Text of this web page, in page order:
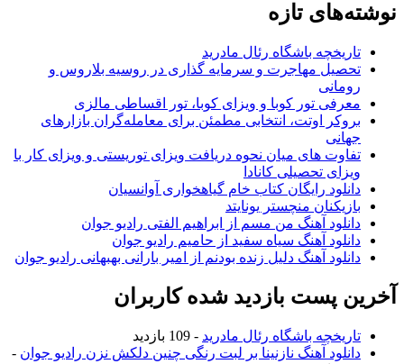
نوشته‌های تازه
تاریخچه باشگاه رئال مادرید
تحصیل مهاجرت و سرمایه گذاری در روسیه بلاروس و
رومانی
معرفی تور کوبا و ویزای کوبا، تور اقساطی مالزی
بروکر اوتت، انتخابی مطمئن برای معامله‌گران بازارهای
جهانی
تفاوت های میان نحوه دریافت ویزای توریستی و ویزای کار با
ویزای تحصیلی کانادا
دانلود رایگان کتاب خام گیاهخواری آوانسیان
بازیکنان منچستر یونایتد
دانلود آهنگ من مسم از ابراهیم الفتی رادیو جوان
دانلود آهنگ سیاه سفید از حامیم رادیو جوان
دانلود آهنگ دلیل زنده بودنم از امیر بارانی بهبهانی رادیو جوان
آخرین پست بازدید شده کاربران
تاریخچه باشگاه رئال مادرید - 109 بازدید
دانلود آهنگ نازنینا بر لبت رنگی چنین دلکش نزن رادیو جوان -